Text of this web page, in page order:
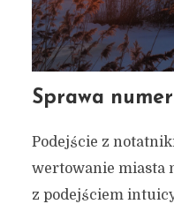
Sprawa
Podejście z
wertowanie miasta
z podejściem